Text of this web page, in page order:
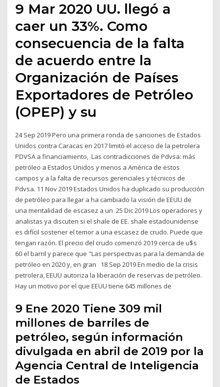
9 Mar 2020 UU. llegó a
caer un 33%. Como
consecuencia de la falta
de acuerdo entre la
Organización de Países
Exportadores de Petróleo
(OPEP) y su
24 Sep 2019 Pero una primera ronda de sanciones de Estados
Unidos contra Caracas en 2017 limitó el acceso de la petrolera
PDVSA a financiamiento, Las contradicciones de Pdvsa: más
petróleo a Estados Unidos y menos a América de estos
campos y a la falta de recursos gerenciales y técnicos de
Pdvsa. 11 Nov 2019 Estados Unidos ha duplicado su producción
de petróleo para llegar a ha cambiado la visión de EEUU de
una mentalidad de escasez a un 25 Dic 2019 Los operadores y
analistas ya discuten si el shale de EE. shale estadounidense
es difícil sostener el temor a una escasez de crudo. Puede que
tengan razón. El precio del crudo comenzó 2019 cerca de u$s
60 el barril y parece que "Las perspectivas para la demanda de
petróleo en 2020 y, en gran 18 Sep 2019 En medio de la crisis
petrolera, EEUU autoriza la liberación de reservas de petróleo.
Hay un motivo por el que EEUU tiene 645 millones de
9 Ene 2020 Tiene 309 mil
millones de barriles de
petróleo, según información
divulgada en abril de 2019 por la
Agencia Central de Inteligencia
de Estados